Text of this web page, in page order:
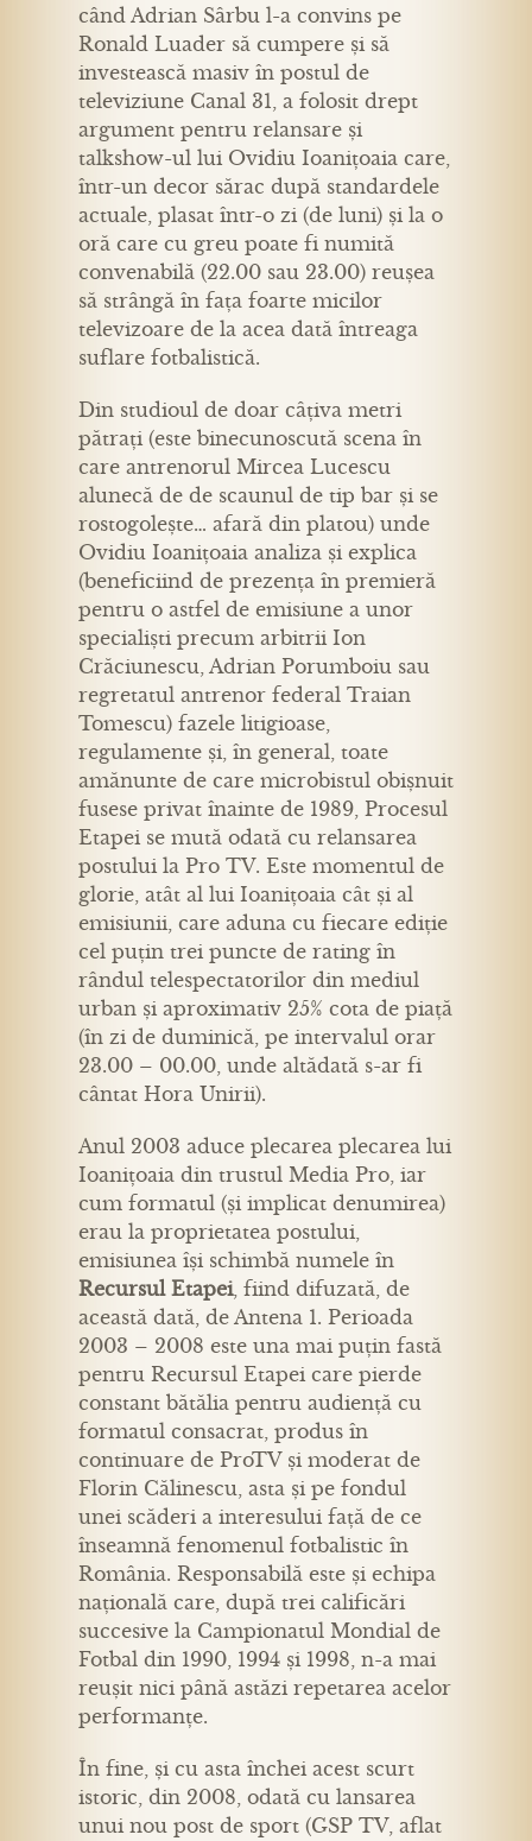
când Adrian Sârbu l-a convins pe
Ronald Luader să cumpere și să
investească masiv în postul de
televiziune Canal 31, a folosit drept
argument pentru relansare și
talkshow-ul lui Ovidiu Ioanițoaia care,
într-un decor sărac după standardele
actuale, plasat într-o zi (de luni) și la o
oră care cu greu poate fi numită
convenabilă (22.00 sau 23.00) reușea
să strângă în fața foarte micilor
televizoare de la acea dată întreaga
suflare fotbalistică.
Din studioul de doar câțiva metri
pătrați (este binecunoscută scena în
care antrenorul Mircea Lucescu
alunecă de de scaunul de tip bar și se
rostogolește… afară din platou) unde
Ovidiu Ioanițoaia analiza și explica
(beneficiind de prezența în premieră
pentru o astfel de emisiune a unor
specialiști precum arbitrii Ion
Crăciunescu, Adrian Porumboiu sau
regretatul antrenor federal Traian
Tomescu) fazele litigioase,
regulamente și, în general, toate
amănunte de care microbistul obișnuit
fusese privat înainte de 1989, Procesul
Etapei se mută odată cu relansarea
postului la Pro TV. Este momentul de
glorie, atât al lui Ioanițoaia cât și al
emisiunii, care aduna cu fiecare ediție
cel puțin trei puncte de rating în
rândul telespectatorilor din mediul
urban și aproximativ 25% cota de piață
(în zi de duminică, pe intervalul orar
23.00 – 00.00, unde altădată s-ar fi
cântat Hora Unirii).
Anul 2003 aduce plecarea plecarea lui
Ioanițoaia din trustul Media Pro, iar
cum formatul (și implicat denumirea)
erau la proprietatea postului,
emisiunea își schimbă numele în
Recursul Etapei, fiind difuzată, de
această dată, de Antena 1. Perioada
2003 – 2008 este una mai puțin fastă
pentru Recursul Etapei care pierde
constant bătălia pentru audiență cu
formatul consacrat, produs în
continuare de ProTV și moderat de
Florin Călinescu, asta și pe fondul
unei scăderi a interesului față de ce
înseamnă fenomenul fotbalistic în
România. Responsabilă este și echipa
națională care, după trei calificări
succesive la Campionatul Mondial de
Fotbal din 1990, 1994 și 1998, n-a mai
reușit nici până astăzi repetarea acelor
performanțe.
În fine, și cu asta închei acest scurt
istoric, din 2008, odată cu lansarea
unui nou post de sport (GSP TV, aflat